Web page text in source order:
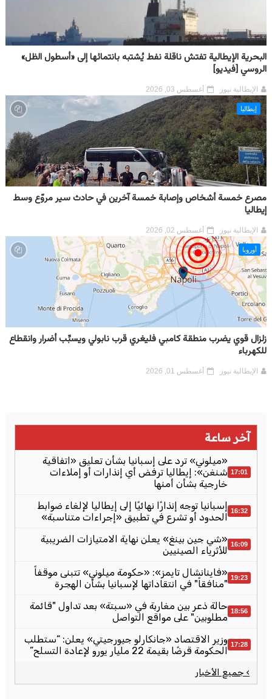
البحرية الإيطالية تفتش ناقلة نفط يُشتبه بانتمائها إلى «أسطول الظل»
الروسي [فيديو]
الإيطالية نيوز أغسطس 03, 2026
إيطاليا
مصرع خمسة أشخاص وإصابة خمسة آخرين في حادث سير مروّع وسط
إيطاليا
الإيطالية نيوز أغسطس 02, 2026
أوروبا
زلزال قوي يضرب منطقة كامبي فليغري قرب نابولي ويسبِّب أضرار وانقطاع
للكهرباء
الإيطالية نيوز أغسطس 01, 2026
آخر ساعة
17:01
«ميلوني» ترد على إسبانيا بشأن تعليق «اتفاقية
شنغن»: إيطاليا ترفض أي إنذارات أو إملاءات
خارجية بشأن أمنها
16:32 إسبانيا توجه إنذارًا نهائيًا إلى إيطاليا لإلغاء ضوابط
الحدود أو تشرع في تطبيق «إجراءات متناسبة»
16:09 «شي جين بينغ» يعلن نهاية الامتيازات الضريبية
للأثرياء الصينيين
19:23 «فاينانشال تايمز»: «حكومة ميلوني» تتبنى موقفاً
"منافقاً" في انتقاداتها لإسبانيا بشأن الهجرة
18:56 حالة ذعر بين مغاربة في «سبتة» بعد تداول "قائمة
مطلوبين" على مواقع التواصل
17:28 وزير الاقتصاد «جانكارلو جيورجيتي» يعلن: “ستطلب
الحكومة قرضًا بقيمة 22 مليار يورو لإعادة التسلح”
› جميع الأخبار